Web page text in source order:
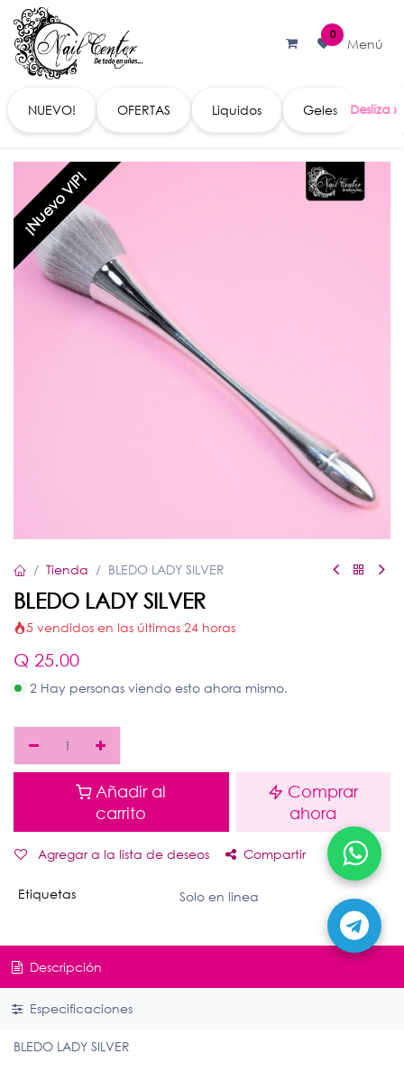
Ir al contenido
0
Menú
NUEVO! OFERTAS Liquidos Geles
¡Nuevo VIP!
Tienda BLEDO LADY SILVER
BLEDO LADY SILVER
5 vendidos en las últimas 24 horas
Q 25.00
2 Hay personas viendo esto ahora mismo.
Añadir al
carrito
Comprar
ahora
Agregar a la lista de deseos Compartir
Etiquetas Solo en linea
Descripción
Especificaciones
BLEDO LADY SILVER